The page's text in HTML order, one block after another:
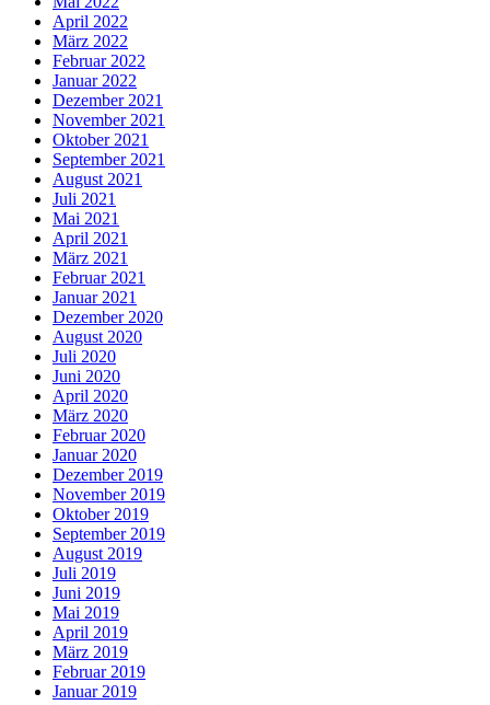
April 2022
März 2022
Februar 2022
Januar 2022
Dezember 2021
November 2021
Oktober 2021
September 2021
August 2021
Juli 2021
Mai 2021
April 2021
März 2021
Februar 2021
Januar 2021
Dezember 2020
August 2020
Juli 2020
Juni 2020
April 2020
März 2020
Februar 2020
Januar 2020
Dezember 2019
November 2019
Oktober 2019
September 2019
August 2019
Juli 2019
Juni 2019
Mai 2019
April 2019
März 2019
Februar 2019
Januar 2019